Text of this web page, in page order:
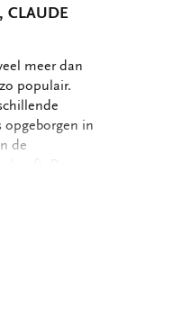
CLAUDE
meer dan
populair.
opgeborgen in
de
heeft. De
persoonlijke